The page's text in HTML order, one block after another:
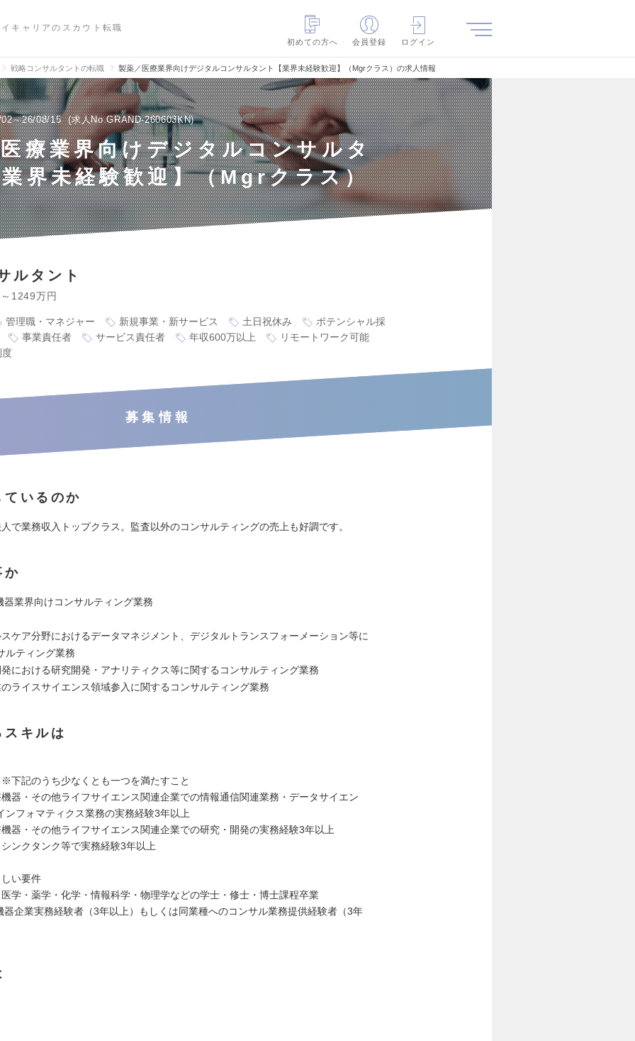
キャリアのスカウト転職
初めての方へ
会員登録 ログイン
戦略コンサルタントの転職 製薬／医療業界向けデジタルコンサルタント【業界未経験歓迎】（Mgrクラス）の求人情報
～26/08/15 求人No.GRAND-260603KN
療業界向けデジタルコンサルタ
界未経験歓迎】（Mgrクラス）
ルタント
1249万円
管理職・マネジャー 新規事業・新サービス 土日祝休み
ポテンシャル採
事業責任者
サービス責任者 年収600万以上
リモートワーク可能
度
募集情報
いるのか
で業務収入トップクラス。監査以外のコンサルティングの売上も好調です。
か
器業界向けコンサルティング業務
ケア分野におけるデータマネジメント、デジタルトランスフォーメーション等に
ルティング業務
における研究開発・アナリティクス等に関するコンサルティング業務
ライスサイエンス領域参入に関するコンサルティング業務
キルは
記のうち少なくとも一つを満たすこと
器・その他ライフサイエンス関連企業での情報通信関連業務・データサイエン
ンフォマティクス業務の実務経験3年以上
器・その他ライフサイエンス関連企業での研究・開発の実務経験3年以上
ンクタンク等で実務経験3年以上
い要件
学・薬学・化学・情報科学・物理学などの学士・修士・博士課程卒業
器企業実務経験者（3年以上）もしくは同業種へのコンサル業務提供経験者（3年